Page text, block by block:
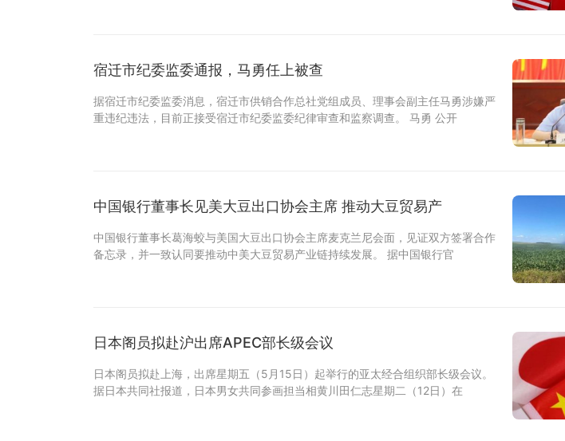
宿迁市纪委监委通报，马勇任上被查
据宿迁市纪委监委消息，宿迁市供销合作总社党组成员、理事会副主任马勇涉嫌严
重违纪违法，目前正接受宿迁市纪委监委纪律审查和监察调查。 马勇 公开
中国银行董事长见美大豆出口协会主席 推动大豆贸易产
中国银行董事长葛海蛟与美国大豆出口协会主席麦克兰尼会面，见证双方签署合作
备忘录，并一致认同要推动中美大豆贸易产业链持续发展。 据中国银行官
日本阁员拟赴沪出席APEC部长级会议
日本阁员拟赴上海，出席星期五（5月15日）起举行的亚太经合组织部长级会议。
据日本共同社报道，日本男女共同参画担当相黄川田仁志星期二（12日）在